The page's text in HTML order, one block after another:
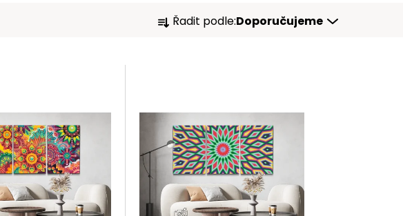
Ř
E
N
P
Řadit podle:Doporučujeme